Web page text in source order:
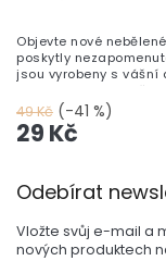
49 Kč (-41 %)
29 Kč
Objevte nové
poskytly
jsou vyrobeny s
designu firmy
snadné balení, a to z
balení. Papírky
prostředkem, jak
Odebírat
Vložte svůj e-mail a
nových produktech